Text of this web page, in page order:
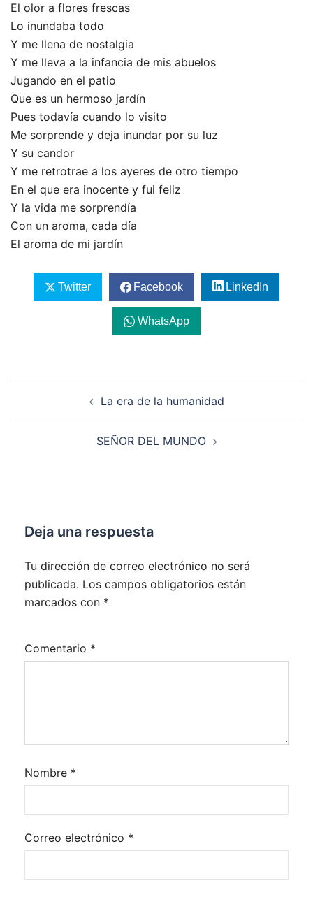
El olor a flores frescas
Lo inundaba todo
Y me llena de nostalgia
Y me lleva a la infancia de mis abuelos
Jugando en el patio
Que es un hermoso jardín
Pues todavía cuando lo visito
Me sorprende y deja inundar por su luz
Y su candor
Y me retrotrae a los ayeres de otro tiempo
En el que era inocente y fui feliz
Y la vida me sorprendía
Con un aroma, cada día
El aroma de mi jardín
Twitter Facebook LinkedIn
WhatsApp
La era de la humanidad
SEÑOR DEL MUNDO
Deja una respuesta
Tu dirección de correo electrónico no será
publicada. Los campos obligatorios están
marcados con *
Comentario *
Nombre *
Correo electrónico *